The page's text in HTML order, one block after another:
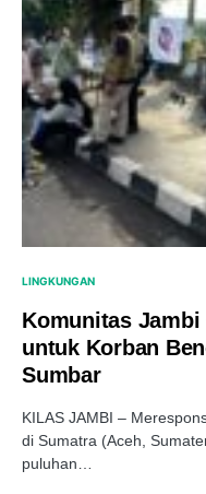
LINGKUNGAN
Komunitas
untuk Korban
Sumbar
KILAS JAMBI –
di Sumatra (Aceh,
puluhan…